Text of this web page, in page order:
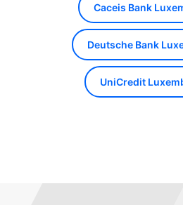
Caceis Bank
Deutsche Bank
UniCredit